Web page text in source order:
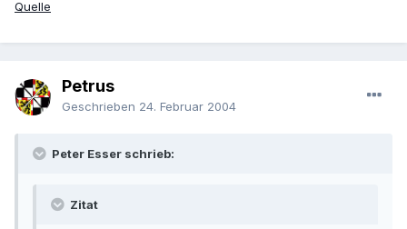
Quelle
Petrus
Geschrieben 24. Februar 2004
Peter Esser schrieb:
Zitat